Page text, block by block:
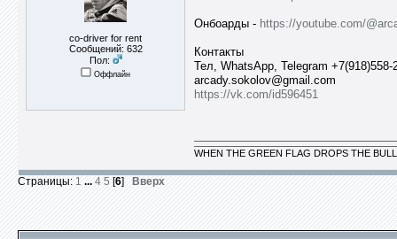
co-driver for rent
Сообщений: 632
Пол:
Оффлайн
Онбоарды - https://youtube.com/
Контакты
Тел, WhatsApp, Telegram +7(918)558-
arcady.sokolov@gmail.com
https://vk.com/id596451
WHEN THE GREEN FLAG DROPS THE
Страницы: 1 ... 4 5 [6] Вверх